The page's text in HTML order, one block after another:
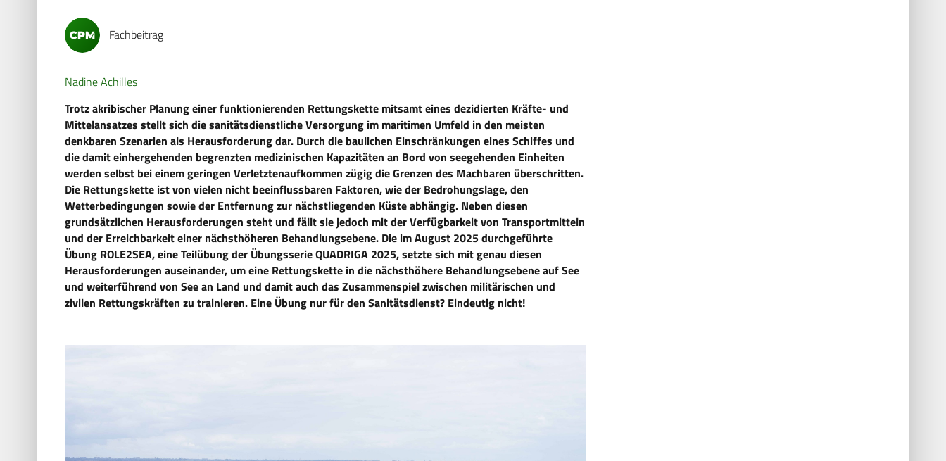
Fachbeitrag
Nadine Achilles
Trotz akribischer Planung einer funktionierenden Rettungskette mitsamt eines dezidierten Kräfte- und
Mittelansatzes stellt sich die sanitätsdienstliche Versorgung im maritimen Umfeld in den meisten
denkbaren Szenarien als Herausforderung dar. Durch die baulichen Einschränkungen eines Schiffes und
die damit einhergehenden begrenzten medizinischen Kapazitäten an Bord von seegehenden Einheiten
werden selbst bei einem geringen Verletztenaufkommen zügig die Grenzen des Machbaren überschritten.
Die Rettungskette ist von vielen nicht beeinflussbaren Faktoren, wie der Bedrohungslage, den
Wetterbedingungen sowie der Entfernung zur nächstliegenden Küste abhängig. Neben diesen
grundsätzlichen Herausforderungen steht und fällt sie jedoch mit der Verfügbarkeit von Transportmitteln
und der Erreichbarkeit einer nächsthöheren Behandlungsebene. Die im August 2025 durchgeführte
Übung ROLE2SEA, eine Teilübung der Übungsserie QUADRIGA 2025, setzte sich mit genau diesen
Herausforderungen auseinander, um eine Rettungskette in die nächsthöhere Behandlungsebene auf See
und weiterführend von See an Land und damit auch das Zusammenspiel zwischen militärischen und
zivilen Rettungskräften zu trainieren. Eine Übung nur für den Sanitätsdienst? Eindeutig nicht!